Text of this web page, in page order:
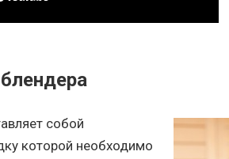
собой
которой необходимо